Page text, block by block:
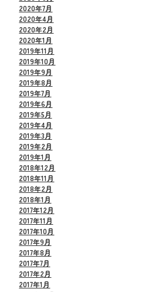
2020年7月
2020年4月
2020年2月
2020年1月
2019年11月
2019年10月
2019年9月
2019年8月
2019年7月
2019年6月
2019年5月
2019年4月
2019年3月
2019年2月
2019年1月
2018年12月
2018年11月
2018年2月
2018年1月
2017年12月
2017年11月
2017年10月
2017年9月
2017年8月
2017年7月
2017年2月
2017年1月